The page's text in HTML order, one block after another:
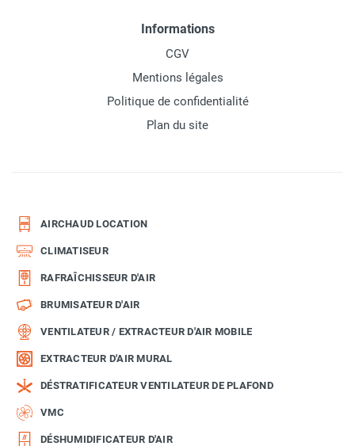
Informations
CGV
Mentions légales
Politique de confidentialité
Plan du site
AIRCHAUD LOCATION
CLIMATISEUR
RAFRAÎCHISSEUR D'AIR
BRUMISATEUR D'AIR
VENTILATEUR / EXTRACTEUR D'AIR MOBILE
EXTRACTEUR D'AIR MURAL
DÉSTRATIFICATEUR VENTILATEUR DE PLAFOND
VMC
DÉSHUMIDIFICATEUR D'AIR